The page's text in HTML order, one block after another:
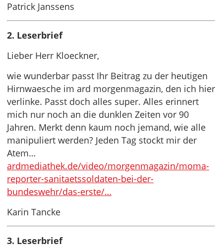
Patrick Janssens
2. Leserbrief
Lieber Herr Kloeckner,
wie wunderbar passt Ihr Beitrag zu der heutigen
Hirnwaesche im ard morgenmagazin, den ich hier
verlinke. Passt doch alles super. Alles erinnert
mich nur noch an die dunklen Zeiten vor 90
Jahren. Merkt denn kaum noch jemand, wie alle
manipuliert werden? Jeden Tag stockt mir der
Atem…
ardmediathek.de/video/morgenmagazin/moma-
reporter-sanitaetssoldaten-bei-der-
bundeswehr/das-erste/…
Karin Tancke
3. Leserbrief